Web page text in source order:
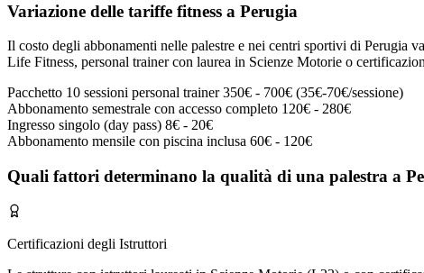
Variazione delle tariffe fitness a Perugia
Il costo degli abbonamenti nelle palestre e nei centri sportivi di Perugia
Life Fitness, personal trainer con laurea in Scienze Motorie o
Pacchetto 10 sessioni personal trainer 350€ - 700€ (35€-70€/sessione)
Abbonamento semestrale con accesso completo 120€ - 280€
Ingresso singolo (day pass) 8€ - 20€
Abbonamento mensile con piscina inclusa 60€ - 120€
Quali fattori determinano la qualità di una palestra a
Certificazioni degli Istruttori